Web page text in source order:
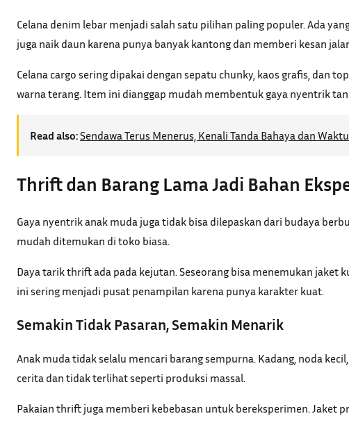
Celana denim lebar menjadi salah satu pilihan paling populer. Ada
juga naik daun karena punya banyak kantong dan memberi kesan
Celana cargo sering dipakai dengan sepatu chunky, kaos grafis, dan
warna terang. Item ini dianggap mudah membentuk gaya nyentrik
Read also:Sendawa Terus Menerus, Kenali Tanda Bahaya dan
Thrift dan Barang Lama Jadi Bahan
Gaya nyentrik anak muda juga tidak bisa dilepaskan dari budaya
mudah ditemukan di toko biasa.
Daya tarik thrift ada pada kejutan. Seseorang bisa menemukan jaket
ini sering menjadi pusat penampilan karena punya karakter kuat.
Semakin Tidak Pasaran, Semakin Menarik
Anak muda tidak selalu mencari barang sempurna. Kadang, noda
cerita dan tidak terlihat seperti produksi massal.
Pakaian thrift juga memberi kebebasan untuk bereksperimen. Jaket